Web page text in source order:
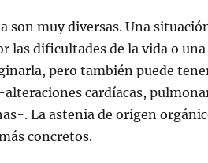
son muy diversas. Una
las dificultades de la vida o
pero también puede
cardíacas,
. La astenia de origen
concretos.